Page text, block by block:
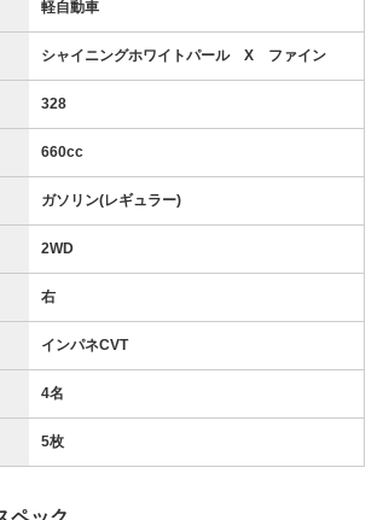
軽自動車
シャイニングホワイトパール X ファイン
328
660cc
ガソリン(レギュラー)
2WD
右
インパネCVT
4名
5枚